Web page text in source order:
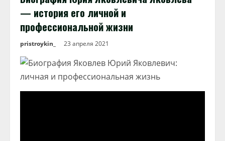
— история его личной и
профессиональной жизни
pristroykin_ 23 апреля 2021